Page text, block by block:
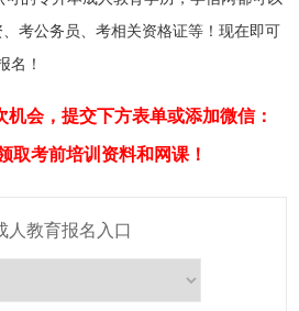
考公务员、考相关资格证等！现在即可
名！
会，提交下方表单或添加微信：
取考前培训资料和网课！
人教育报名入口